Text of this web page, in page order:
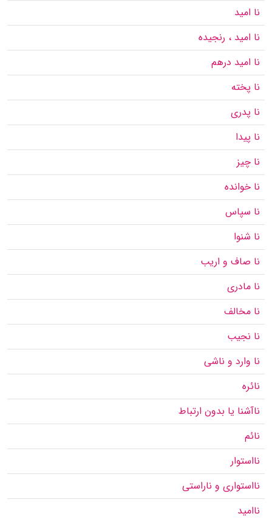
نا امید
نا امید ، رنجیده
نا امید درهم
نا پخته
نا پدری
نا پیدا
نا چیز
نا خوانده
نا سپاس
نا شنوا
نا صاف و اریب
نا مادری
نا مخالف
نا نجیب
نا وارد و ناشی
نائره
ناآشنا یا بدون ارتباط
نائم
نااستوار
نااستواری و ناراستی
ناامید